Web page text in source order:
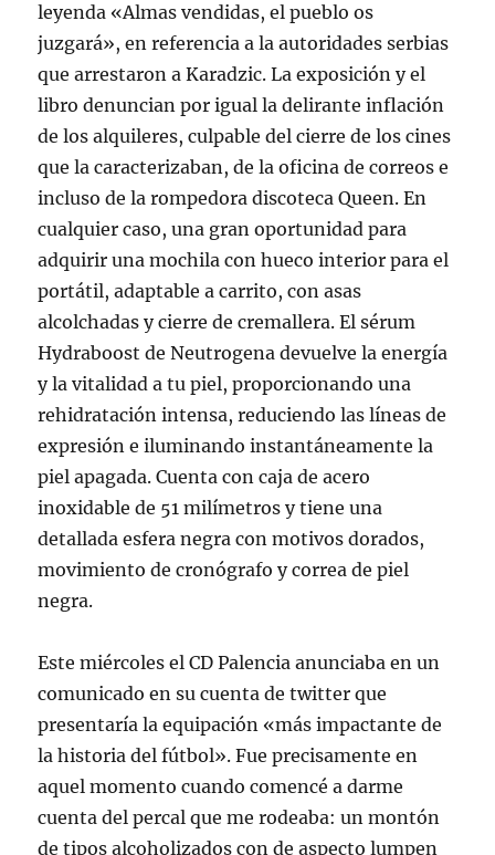
leyenda «Almas vendidas, el pueblo os
juzgará», en referencia a la autoridades serbias
que arrestaron a Karadzic. La exposición y el
libro denuncian por igual la delirante inflación
de los alquileres, culpable del cierre de los cines
que la caracterizaban, de la oficina de correos e
incluso de la rompedora discoteca Queen. En
cualquier caso, una gran oportunidad para
adquirir una mochila con hueco interior para el
portátil, adaptable a carrito, con asas
alcolchadas y cierre de cremallera. El sérum
Hydraboost de Neutrogena devuelve la energía
y la vitalidad a tu piel, proporcionando una
rehidratación intensa, reduciendo las líneas de
expresión e iluminando instantáneamente la
piel apagada. Cuenta con caja de acero
inoxidable de 51 milímetros y tiene una
detallada esfera negra con motivos dorados,
movimiento de cronógrafo y correa de piel
negra.
Este miércoles el CD Palencia anunciaba en un
comunicado en su cuenta de twitter que
presentaría la equipación «más impactante de
la historia del fútbol». Fue precisamente en
aquel momento cuando comencé a darme
cuenta del percal que me rodeaba: un montón
de tipos alcoholizados con de aspecto lumpen